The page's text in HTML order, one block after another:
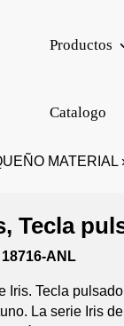
Productos
Catalogo
MATERIAL
Tecla
18716-ANL
Iris. Tecla
La serie Iris